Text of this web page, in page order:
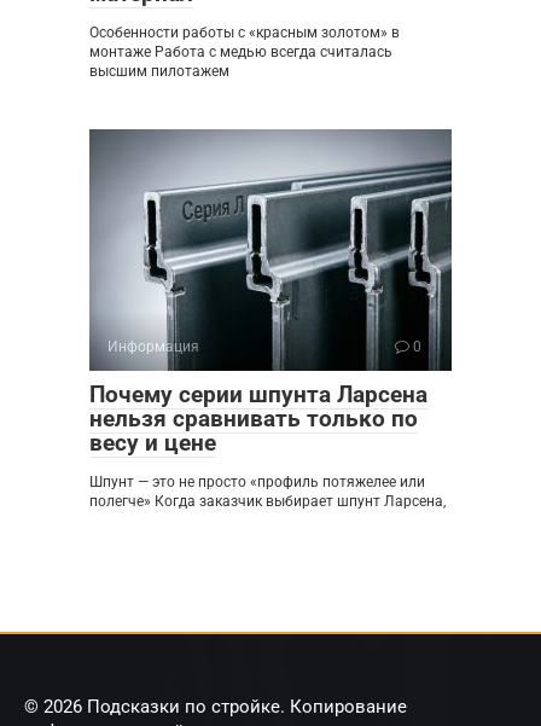
Особенности работы с «красным золотом» в
монтаже Работа с медью всегда считалась
высшим пилотажем
Информация 0
Почему серии шпунта Ларсена
нельзя сравнивать только по
весу и цене
Шпунт — это не просто «профиль потяжелее или
полегче» Когда заказчик выбирает шпунт Ларсена,
© 2026 Подсказки по стройке. Копирование